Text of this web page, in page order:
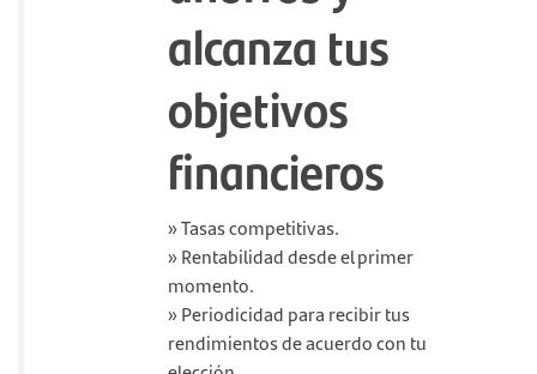
alcanza tus
objetivos
financieros
» Tasas competitivas.
» Rentabilidad desde el primer
momento.
» Periodicidad para recibir tus
rendimientos de acuerdo con tu